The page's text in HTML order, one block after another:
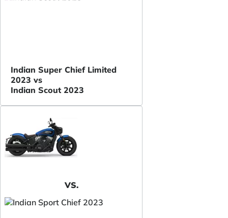
Indian Super Chief Limited
2023 vs
Indian Scout 2023
VS.